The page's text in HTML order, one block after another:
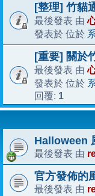
[整理] 竹貓
最後發表 由
發表於 位於
[重要] 關於
最後發表 由
發表於 位於
回覆: 1
Halloween
最後發表 由
官方發佈的
最後發表 由